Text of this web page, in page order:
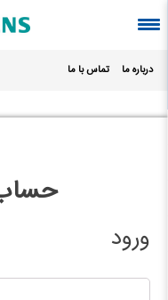
to
درباره ما تماس با ما
ورود